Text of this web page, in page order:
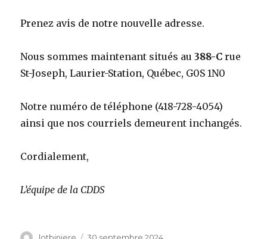
Prenez avis de notre nouvelle adresse.
Nous sommes maintenant situés au388-C rue
St-Joseph, Laurier-Station, Québec, G0S 1N0
Notre numéro de téléphone (418-728-4054)
ainsi que nos courriels demeurent inchangés.
Cordialement,
L’équipe de la CDDS